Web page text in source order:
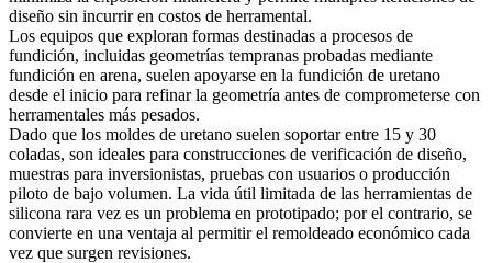
diseño sin incurrir en costos de herramental.
Los equipos que exploran formas destinadas a procesos de
fundición, incluidas geometrías tempranas probadas mediante
fundición en arena, suelen apoyarse en la fundición de uretano
desde el inicio para refinar la geometría antes de comprometerse con
herramentales más pesados.
Dado que los moldes de uretano suelen soportar entre 15 y 30
coladas, son ideales para construcciones de verificación de diseño,
muestras para inversionistas, pruebas con usuarios o producción
piloto de bajo volumen. La vida útil limitada de las herramientas de
silicona rara vez es un problema en prototipado; por el contrario, se
convierte en una ventaja al permitir el remoldeado económico cada
vez que surgen revisiones.